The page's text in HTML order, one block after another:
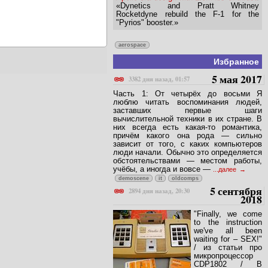
«Dynetics and Pratt Whitney
Rocketdyne rebuild the F-1 for the
"Pyrios" booster.»
aerospace
Избранное
3382 дня назад, 01:57
5 мая 2017
Часть 1: От четырёх до восьми Я
люблю читать воспоминания людей,
заставших первые шаги
вычислительной техники в их стране. В
них всегда есть какая-то романтика,
причём какого она рода — сильно
зависит от того, с каких компьютеров
люди начали. Обычно это определяется
обстоятельствами — местом работы,
учёбы, а иногда и вовсе —
...далее
demoscene it oldcomps
2894 дня назад, 20:30 5 сентября
2018
"Finally, we come
to the instruction
we've all been
waiting for – SEX!"
/ из статьи про
микропроцессор
CDP1802 / В